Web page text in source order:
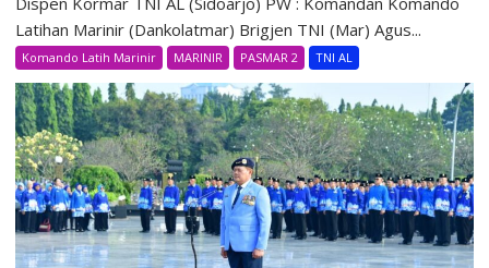
Latihan Marinir (Dankolatmar) Brigjen TNI (Mar) Agus...
Komando Latih Marinir MARINIR PASMAR 2 TNI AL